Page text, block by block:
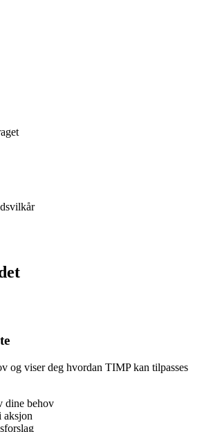
og viser deg hvordan TIMP kan tilpasses
dine behov
aksjon